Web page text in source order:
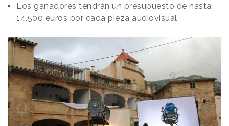
Los ganadores tendrán un presupuesto de hasta
14.500 euros por cada pieza audiovisual